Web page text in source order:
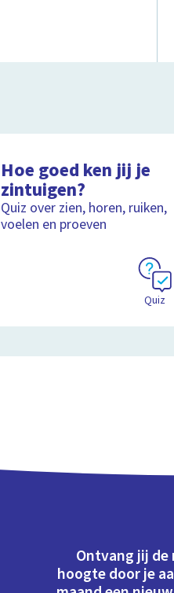
Hoe goed ken jij je
zintuigen?
Quiz over zien, horen, ruiken,
voelen en proeven
Quiz
Ontvang jij
hoogte door je